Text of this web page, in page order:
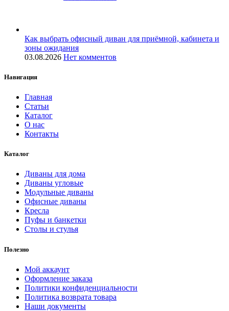
Как выбрать офисный диван для приёмной, кабинета и
зоны ожидания
03.08.2026 Нет комментов
Навигация
Главная
Статьи
Каталог
О нас
Контакты
Каталог
Диваны для дома
Диваны угловые
Модульные диваны
Офисные диваны
Кресла
Пуфы и банкетки
Столы и стулья
Полезно
Мой аккаунт
Оформление заказа
Политики конфиденциальности
Политика возврата товара
Наши документы